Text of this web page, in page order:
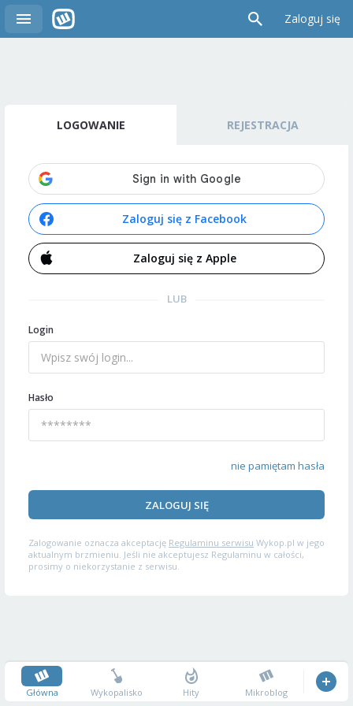
Zaloguj się
LOGOWANIE REJESTRACJA
Zaloguj się z Facebook
Zaloguj się z Apple
LUB
Login
Hasło
nie pamiętam hasła
ZALOGUJ SIĘ
Zalogowanie oznacza akceptację Regulaminu serwisu Wykop.pl w jego
aktualnym brzmieniu. Jeśli nie akceptujesz Regulaminu w całości,
prosimy o niekorzystanie z serwisu.
Główna Wykopalisko Hity Mikroblog